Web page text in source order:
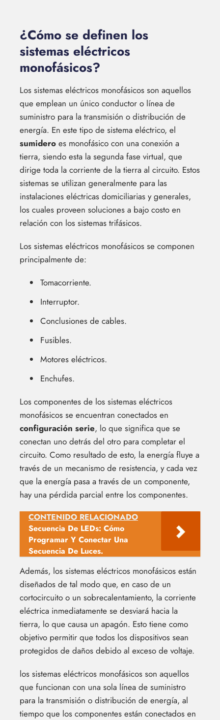
¿Cómo se definen los
sistemas eléctricos
monofásicos?
Los sistemas eléctricos monofásicos son aquellos
que emplean un único conductor o línea de
suministro para la transmisión o distribución de
energía. En este tipo de sistema eléctrico, el
sumidero es monofásico con una conexión a
tierra, siendo esta la segunda fase virtual, que
dirige toda la corriente de la tierra al circuito. Estos
sistemas se utilizan generalmente para las
instalaciones eléctricas domiciliarias y generales,
los cuales proveen soluciones a bajo costo en
relación con los sistemas trifásicos.
Los sistemas eléctricos monofásicos se componen
principalmente de:
Tomacorriente.
Interruptor.
Conclusiones de cables.
Fusibles.
Motores eléctricos.
Enchufes.
Los componentes de los sistemas eléctricos
monofásicos se encuentran conectados en
configuración serie, lo que significa que se
conectan uno detrás del otro para completar el
circuito. Como resultado de esto, la energía fluye a
través de un mecanismo de resistencia, y cada vez
que la energía pasa a través de un componente,
hay una pérdida parcial entre los componentes.
CONTENIDO RELACIONADO
Secuencia De LEDs: Cómo
Programar Y Conectar Una
Secuencia De Luces.
Además, los sistemas eléctricos monofásicos están
diseñados de tal modo que, en caso de un
cortocircuito o un sobrecalentamiento, la corriente
eléctrica inmediatamente se desviará hacia la
tierra, lo que causa un apagón. Esto tiene como
objetivo permitir que todos los dispositivos sean
protegidos de daños debido al exceso de voltaje.
los sistemas eléctricos monofásicos son aquellos
que funcionan con una sola línea de suministro
para la transmisión o distribución de energía, al
tiempo que los componentes están conectados en